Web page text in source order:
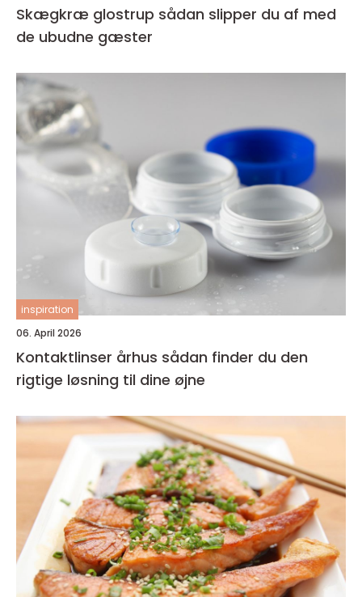
Skægkræ glostrup sådan slipper du af med
de ubudne gæster
inspiration
06. April 2026
Kontaktlinser århus sådan finder du den
rigtige løsning til dine øjne